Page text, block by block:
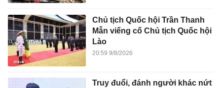
Chủ tịch Quốc hội Trần Thanh
Mẫn viếng cố Chủ tịch Quốc hội
Lào
20:59 9/8/2026
Truy đuổi, đánh người khác nứt